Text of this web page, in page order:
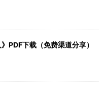
PDF下载（免费渠道分享）